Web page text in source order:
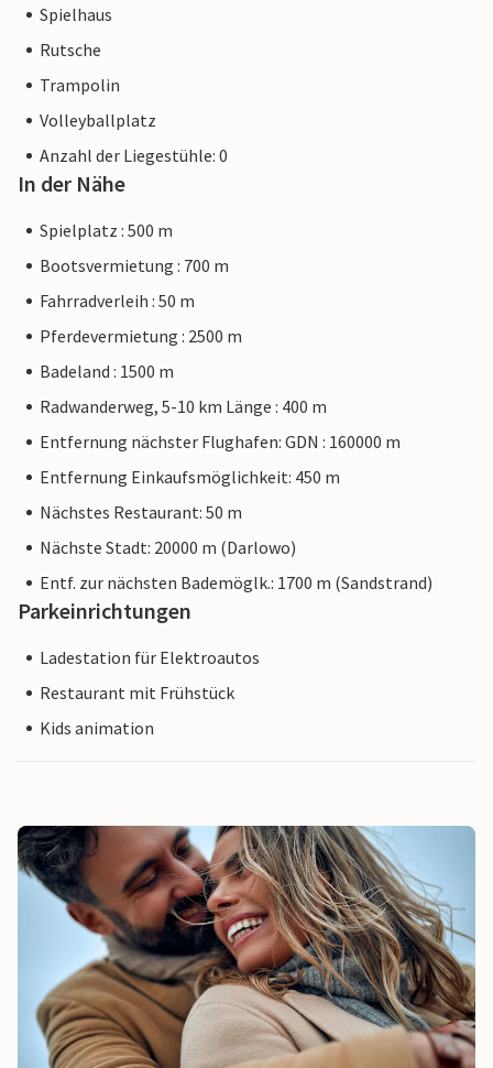
Spielhaus
Rutsche
Trampolin
Volleyballplatz
Anzahl der Liegestühle: 0
In der Nähe
Spielplatz : 500 m
Bootsvermietung : 700 m
Fahrradverleih : 50 m
Pferdevermietung : 2500 m
Badeland : 1500 m
Radwanderweg, 5-10 km Länge : 400 m
Entfernung nächster Flughafen: GDN : 160000 m
Entfernung Einkaufsmöglichkeit: 450 m
Nächstes Restaurant: 50 m
Nächste Stadt: 20000 m (Darlowo)
Entf. zur nächsten Bademöglk.: 1700 m (Sandstrand)
Parkeinrichtungen
Ladestation für Elektroautos
Restaurant mit Frühstück
Kids animation